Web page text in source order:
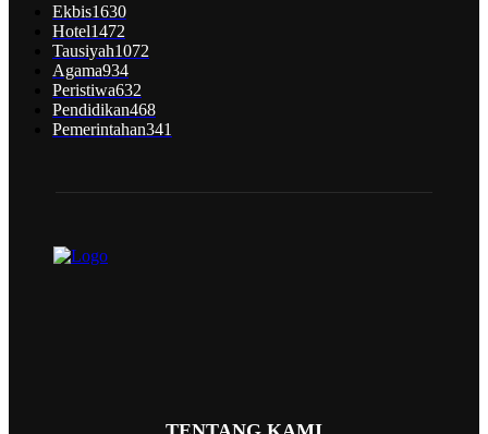
Ekbis1630
Hotel1472
Tausiyah1072
Agama934
Peristiwa632
Pendidikan468
Pemerintahan341